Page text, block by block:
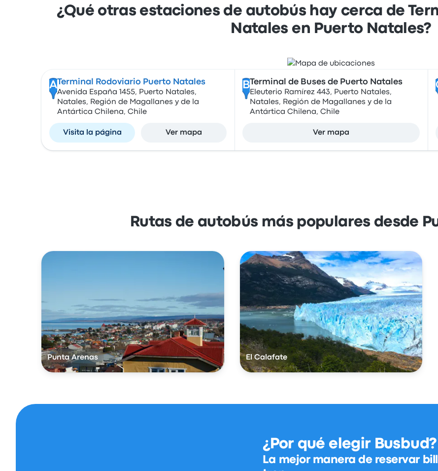
¿Qué otras estaciones de autobús hay cerca de
Natales en Puerto Natales?
A Terminal Rodoviario Puerto Natales
Avenida España 1455, Puerto Natales,
Natales, Región de Magallanes y de la
Antártica Chilena, Chile
Visita la página Ver mapa
B Terminal de Buses de Puerto Natales
Eleuterio Ramírez 443, Puerto Natales,
Natales, Región de Magallanes y de la
Antártica Chilena, Chile
Ver mapa
Rutas de autobús más populares desde
Punta Arenas El Calafate
¿Por qué elegir Busbud?
La mejor manera de reservar